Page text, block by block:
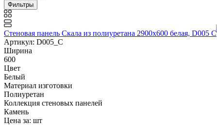
Фильтры
Стеновая панель Скала из полиуретана 2900х600 белая, D005 C
Артикул: D005_C
Ширина
600
Цвет
Белый
Материал изготовки
Полиуретан
Коллекция стеновых панелей
Камень
Цена за: шт